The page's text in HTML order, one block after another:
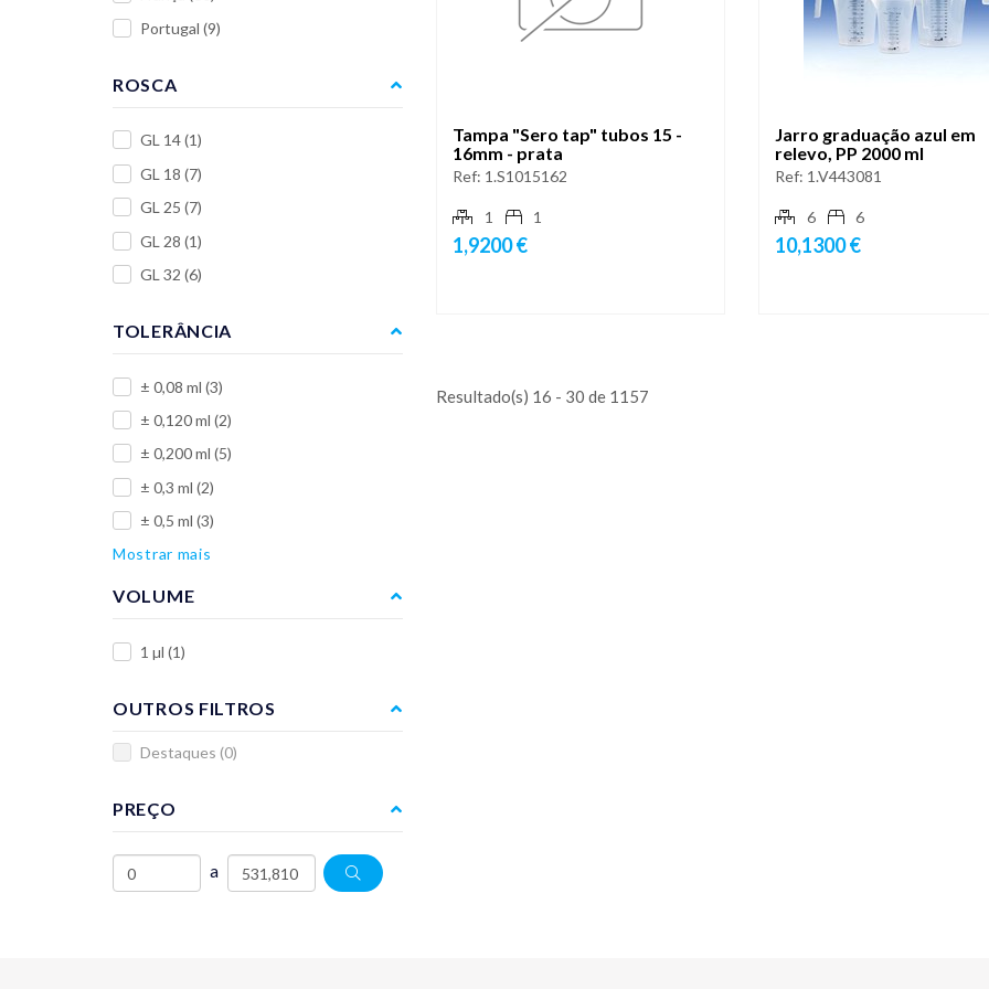
Tampa "Sero tap" tubos 15 -
16mm - prata
Ref: 1.S1015162
1 1
1,9200 €
Jarro graduação azul em
relevo, PP 2000 ml
Ref: 1.V443081
6 6
10,1300 €
Resultado(s) 16 - 30 de 1157
Portugal (9)
ROSCA
GL 14(1)
GL 18 (7)
GL 25 (7)
GL 28 (1)
GL 32 (6)
TOLERÂNCIA
± 0,08 ml (3)
± 0,120 ml (2)
± 0,200 ml (5)
± 0,3 ml (2)
± 0,5 ml (3)
Mostrar mais
VOLUME
1 µl (1)
OUTROS FILTROS
Destaques (0)
PREÇO
a